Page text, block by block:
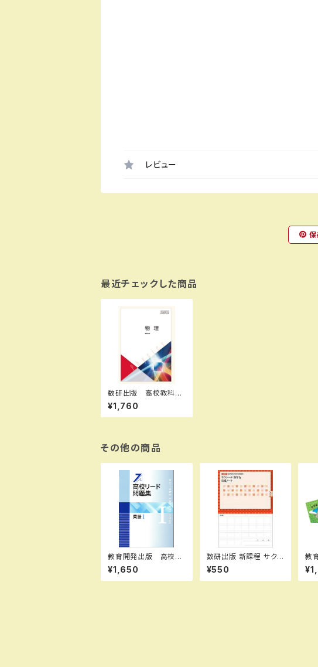
レビュー
保
最近チェックした商品
数研出版 高校教科
書 物理 ［教番：物理
706］ 新品 ISBN：9
784410812811 ISB
¥1,760
その他の商品
教育開発出版 高校リ
ード問題集 英語 I ，英
語 II 2026年度版
各科目（選択ください）
¥1,650
数研出版 新課程 サクシ
ード数学A 完成ノート
図形の性質 新品 問
題集本体のみ 別冊解
¥550
教
年
会
択